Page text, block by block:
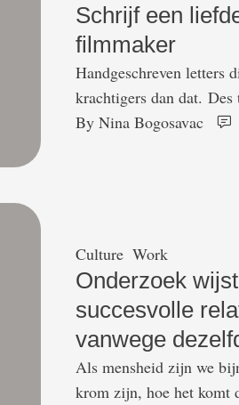
Schrijf een
filmmaker
Handgeschreven letters
krachtigers dan dat.
handgeschreven brief
By Nina Bogosavac
Culture Work
Onderzoek
succesvolle
vanwege
Als mensheid zijn we
krom zijn, hoe het komt